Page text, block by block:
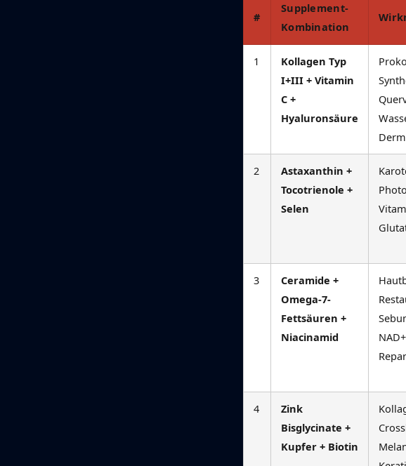
#
Supplement-
Kombination
1
Kollagen Typ
I+III + Vitamin
C +
Hyaluronsäure
2
Astaxanthin +
Tocotrienole +
Selen
3
Ceramide +
Omega-7-
Fettsäuren +
Niacinamid
4
Zink
Bisglycinate +
Kupfer + Biotin